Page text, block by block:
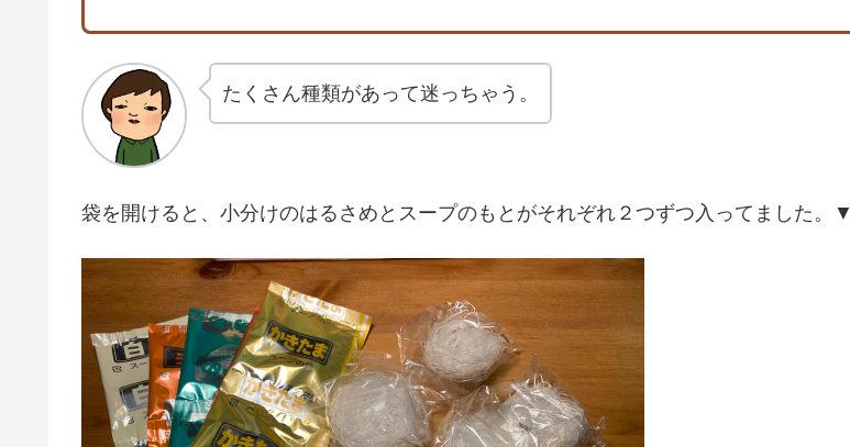
たくさん種類があって迷っちゃう。
袋を開けると、小分けのはるさめとスープのもとがそれぞれ２つずつ入ってました。▼